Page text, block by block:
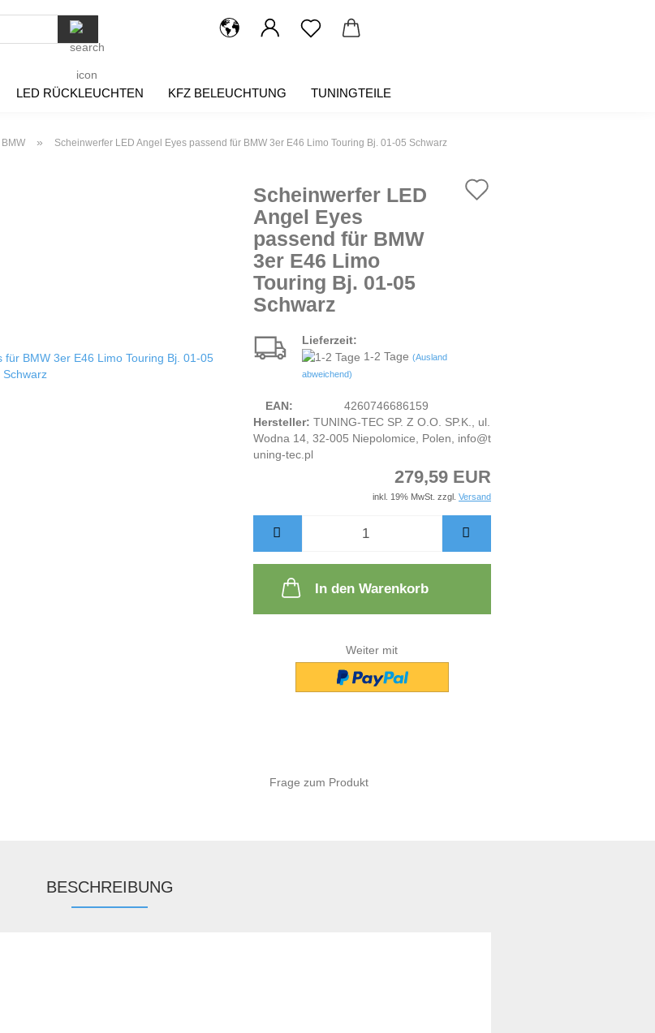
LED RÜCKLEUCHTEN KFZ BELEUCHTUNG TUNINGTEILE
» Scheinwerfer LED Angel Eyes passend für BMW 3er E46 Limo Touring Bj. 01-05 Schwarz
Scheinwerfer LED
Angel Eyes
passend für BMW
3er E46 Limo
Touring Bj. 01-05
Schwarz
Lieferzeit:
1-2 Tage (Ausland
abweichend)
EAN:
4260746686159
Hersteller: TUNING-TEC SP. Z O.O. SP.K., ul.
Wodna 14, 32-005 Niepolomice, Polen, info@t
uning-tec.pl
279,59 EUR
inkl. 19% MwSt. zzgl. Versand
In den Warenkorb
Weiter mit
Frage zum Produkt
BESCHREIBUNG